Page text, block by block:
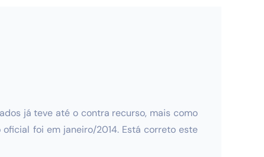
já teve até o contra recurso, mais como
foi em janeiro/2014. Está correto este